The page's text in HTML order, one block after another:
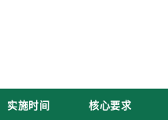
实施时间 核心要求